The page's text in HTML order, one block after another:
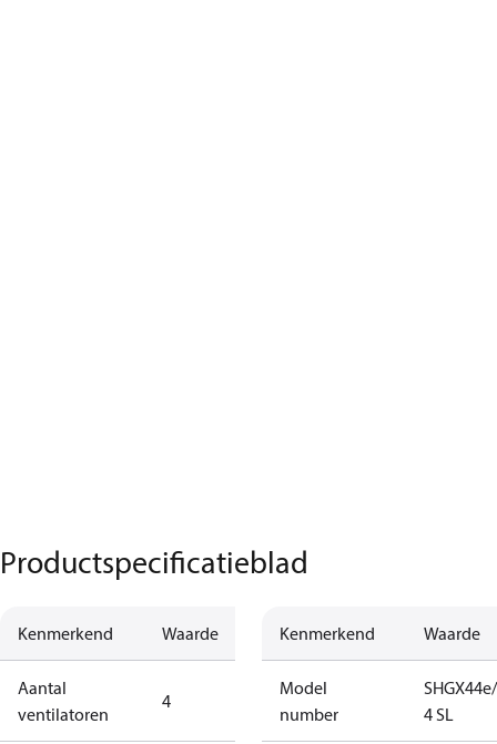
Productspecificatieblad
Kenmerkend Waarde
Aantal
ventilatoren
4
Kenmerkend Waarde
Model
number
4 SL